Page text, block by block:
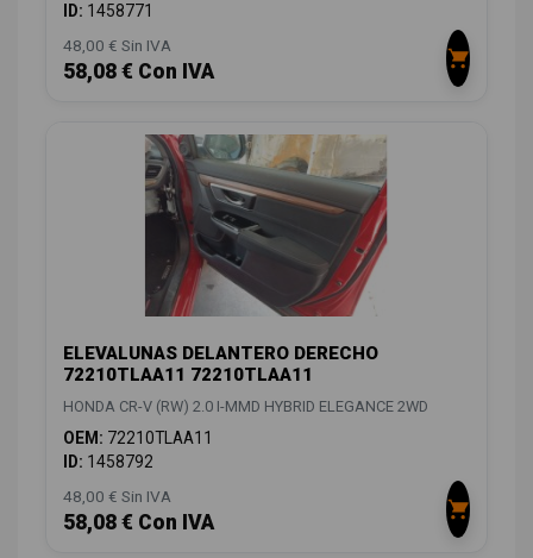
ID: 1458771
48,00 € Sin IVA
58,08 € Con IVA
ELEVALUNAS DELANTERO DERECHO
72210TLAA11 72210TLAA11
HONDA CR-V (RW) 2.0 I-MMD HYBRID ELEGANCE 2WD
OEM: 72210TLAA11
ID: 1458792
48,00 € Sin IVA
58,08 € Con IVA